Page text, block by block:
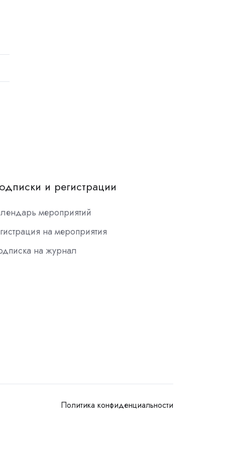
и регистрации
мероприятий
на мероприятия
на журнал
Политика конфиденциальности